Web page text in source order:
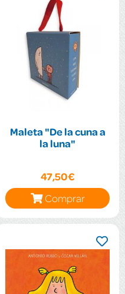
Maleta "De la cuna a
la luna"
47,50€
Comprar